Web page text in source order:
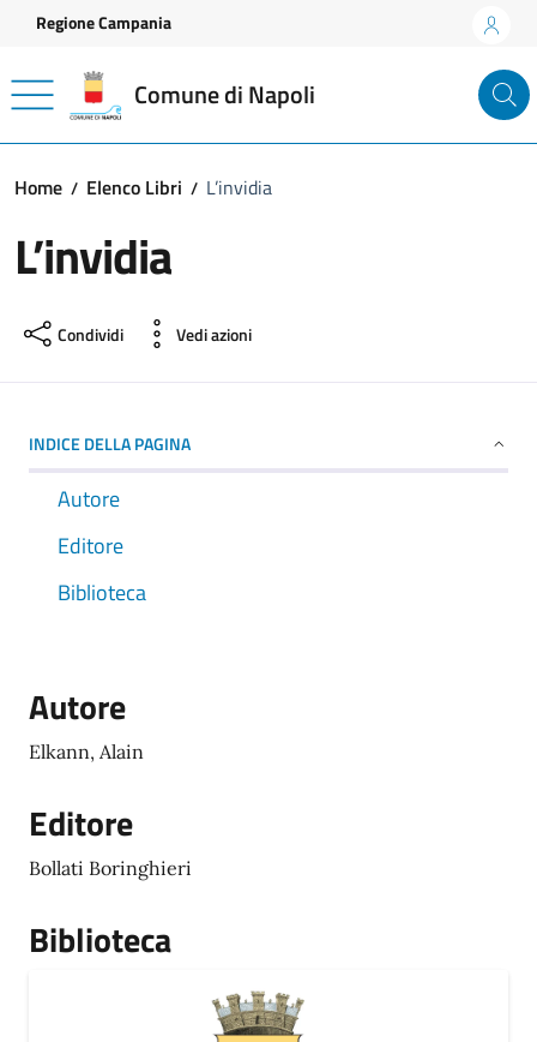
Vai ai contenuti
Vai al footer
Regione Campania
Comune di Napoli
Home Elenco Libri L’invidia
L’invidia
Condividi Vedi azioni
INDICE DELLA PAGINA
Autore
Editore
Biblioteca
Autore
Elkann, Alain
Editore
Bollati Boringhieri
Biblioteca